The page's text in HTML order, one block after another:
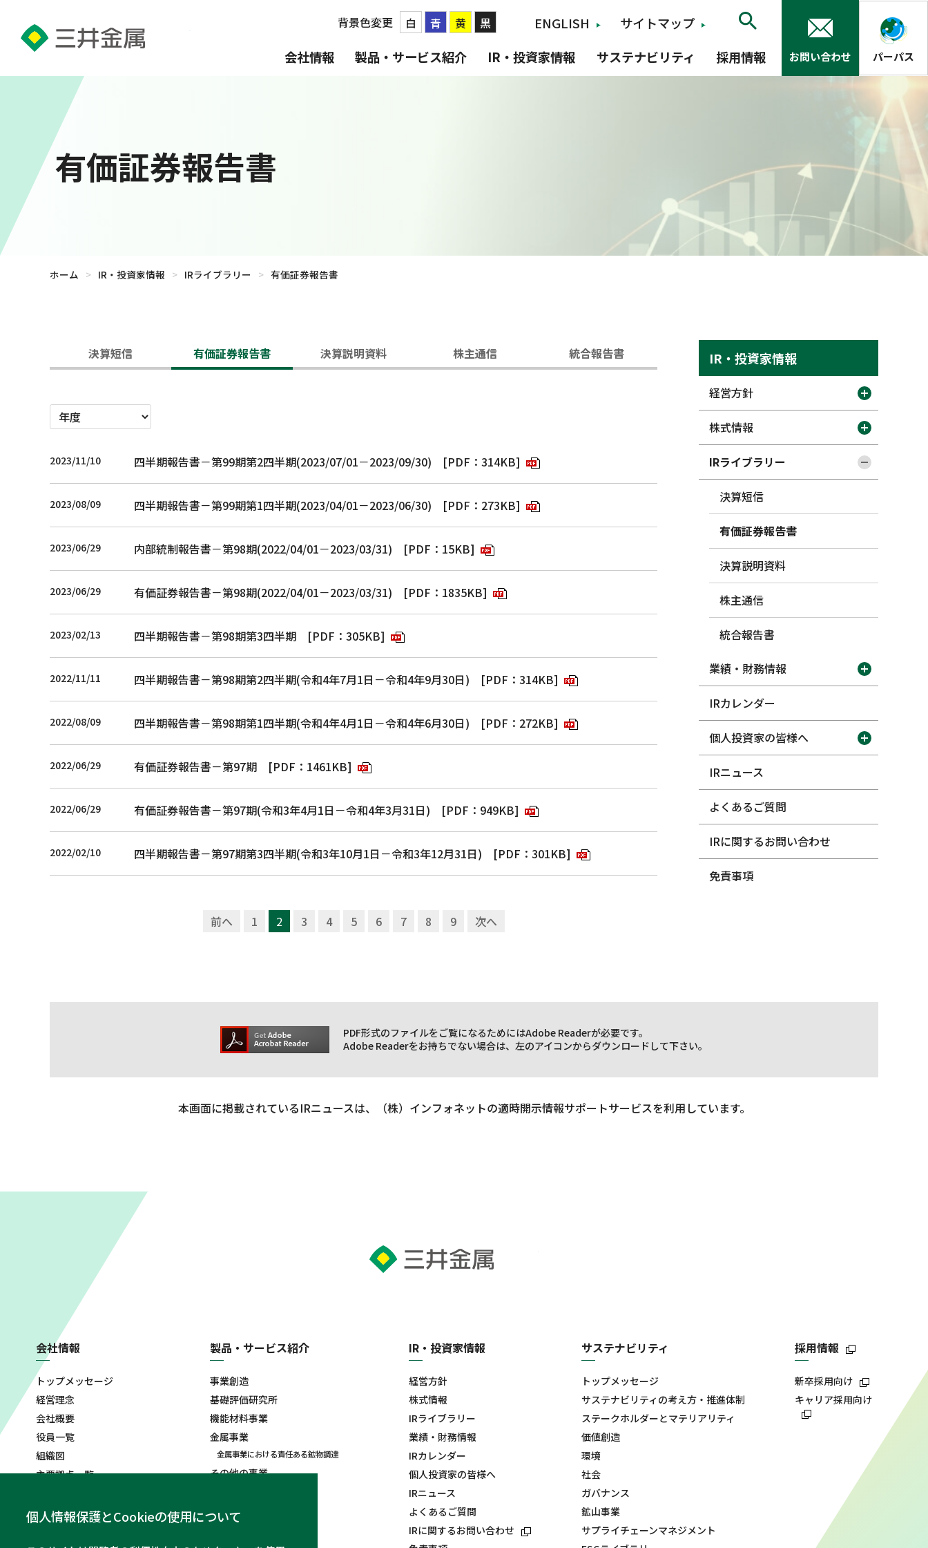
背景色変更 白 青 黄 黒 ENGLISH サイトマップ
お問い合わせ パーパス
会社情報 製品・サービス紹介 IR・投資家情報 サステナビリティ 採用情報
有価証券報告書
ホーム > IR・投資家情報 > IRライブラリー > 有価証券報告書
決算短信 有価証券報告書 決算説明資料 株主通信 統合報告書
2023/11/10 四半期報告書－第99期第2四半期(2023/07/01－2023/09/30) [PDF：314KB]
2023/08/09 四半期報告書－第99期第1四半期(2023/04/01－2023/06/30) [PDF：273KB]
2023/06/29 内部統制報告書－第98期(2022/04/01－2023/03/31) [PDF：15KB]
2023/06/29 有価証券報告書－第98期(2022/04/01－2023/03/31) [PDF：1835KB]
2023/02/13 四半期報告書－第98期第3四半期 [PDF：305KB]
2022/11/11 四半期報告書－第98期第2四半期(令和4年7月1日－令和4年9月30日) [PDF：314KB]
2022/08/09 四半期報告書－第98期第1四半期(令和4年4月1日－令和4年6月30日) [PDF：272KB]
2022/06/29 有価証券報告書－第97期 [PDF：1461KB]
2022/06/29 有価証券報告書－第97期(令和3年4月1日－令和4年3月31日) [PDF：949KB]
2022/02/10 四半期報告書－第97期第3四半期(令和3年10月1日－令和3年12月31日) [PDF：301KB]
前へ 1 2 3 4 5 6 7 8 9 次へ
IR・投資家情報
経営方針
株式情報
IRライブラリー
決算短信
有価証券報告書
決算説明資料
株主通信
統合報告書
業績・財務情報
IRカレンダー
個人投資家の皆様へ
IRニュース
よくあるご質問
IRに関するお問い合わせ
免責事項
個人情報保護とCookieの使用について
PDF形式のファイルをご覧になるためにはAdobe Readerが必要です。
Adobe Readerをお持ちでない場合は、左のアイコンからダウンロードして下さい。
本画面に掲載されているIRニュースは、（株）インフォネットの適時開示情報サポートサービスを利用しています。
会社情報
トップメッセージ
経営理念
会社概要
役員一覧
組織図
主要拠点一覧
コーポレート・シンボル
製品・サービス紹介
事業創造
基礎評価研究所
機能材料事業
金属事業
金属事業における責任ある鉱物調達
その他の事業
IR・投資家情報
経営方針
株式情報
IRライブラリー
業績・財務情報
IRカレンダー
個人投資家の皆様へ
IRニュース
よくあるご質問
IRに関するお問い合わせ
サステナビリティ
トップメッセージ
サステナビリティの考え方・推進体制
ステークホルダーとマテリアリティ
価値創造
環境
社会
ガバナンス
鉱山事業
サプライチェーンマネジメント
採用情報
新卒採用向け
キャリア採用向け